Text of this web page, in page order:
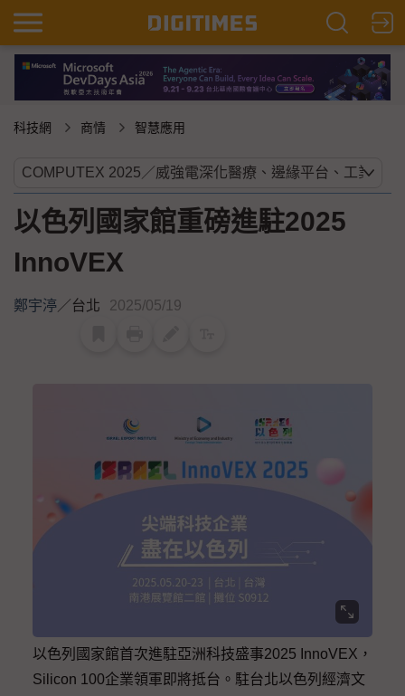
科技網 商情 智慧應用
以色列國家館重磅進駐2025
InnoVEX
鄭宇渟／台北 2025/05/19
以色列國家館首次進駐亞洲科技盛事2025 InnoVEX，
Silicon 100企業領軍即將抵台。駐台北以色列經濟文